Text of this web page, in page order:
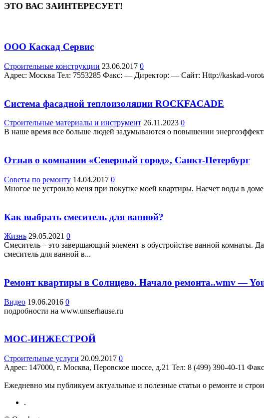
ЭТО ВАС ЗАИНТЕРЕСУЕТ!
OOO Каскад Сервис
Строительные конструкции 23.06.2017 0
Адрес: Москва Teл: 7553285 Факс: — Директор: — Сайт: Http://kaskad-
Система фасадной теплоизоляции ROCKFACADE
Строительные материалы и инструмент 26.11.2023 0
В наше время все больше людей задумываются о повышении
Отзыв о компании «Северный город», Санкт-Петербург
Советы по ремонту 14.04.2017 0
Многое не устроило меня при покупке моей квартиры. Насчет воды в
Как выбрать смеситель для ванной?
Жизнь 29.05.2021 0
Смеситель – это завершающий элемент в обустройстве ванной комнаты.
смеситель для ванной в...
Ремонт квартиры в Солнцево. Начало ремонта..wmv —
Видео 19.06.2016 0
подробности на www.unserhause.ru
МОС-ИНЖЕСТРОЙ
Строительные услуги 20.09.2017 0
Адрес: 147000, г. Москва, Перовское шоссе, д.21 Teл: 8 (499) 390-40-11
Ежедневно мы публикуем актуальные и полезные статьи о ремонте и
.